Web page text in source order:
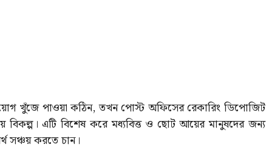
খুঁজে পাওয়া কঠিন, তখন পোস্ট অফিসের রেকারিং ডিপোজিট
এটি বিশেষ করে মধ্যবিত্ত ও ছোট আয়ের মানুষদের জন্য
সঞ্চয় করতে চান।